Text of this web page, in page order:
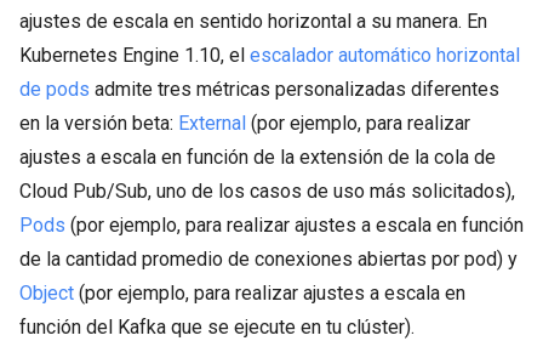
ajustes de escala en sentido horizontal a su manera. En
Kubernetes Engine 1.10, el escalador automático horizontal
de pods admite tres métricas personalizadas diferentes
en la versión beta: External (por ejemplo, para realizar
ajustes a escala en función de la extensión de la cola de
Cloud Pub/Sub, uno de los casos de uso más solicitados),
Pods (por ejemplo, para realizar ajustes a escala en función
de la cantidad promedio de conexiones abiertas por pod) y
Object (por ejemplo, para realizar ajustes a escala en
función del Kafka que se ejecute en tu clúster).